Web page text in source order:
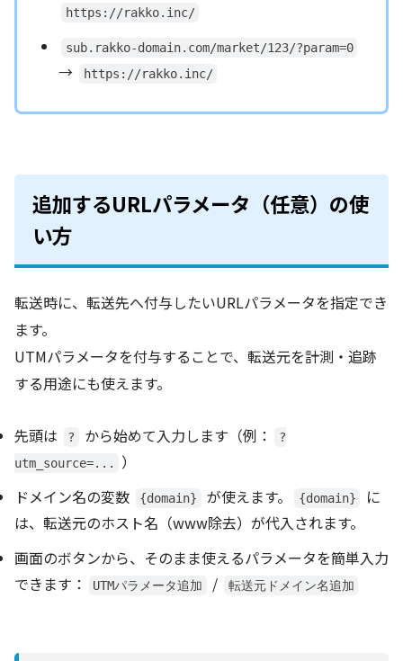
https://rakko.inc/
sub.rakko-domain.com/market/123/?param=0
→ https://rakko.inc/
追加するURLパラメータ（任意）の使
い方
転送時に、転送先へ付与したいURLパラメータを指定でき
ます。
UTMパラメータを付与することで、転送元を計測・追跡
する用途にも使えます。
先頭は ? から始めて入力します（例：
?
utm_source=...
）
ドメイン名の変数
{domain} が使えます。 {domain}
に
は、転送元のホスト名（www除去）が代入されます。
画面のボタンから、そのまま使えるパラメータを簡単入力
できます：
UTMパラメータ追加 / 転送元ドメイン名追加